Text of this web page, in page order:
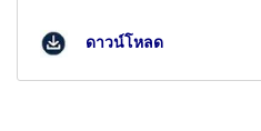
ดาวน์โหลด